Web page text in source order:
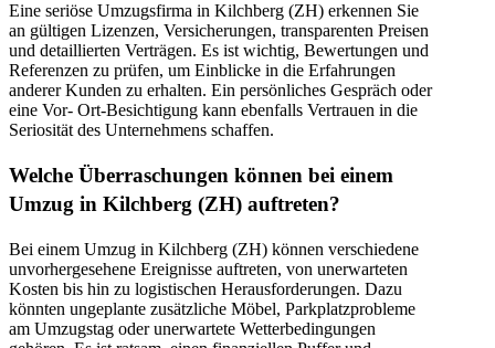
Eine seriöse Umzugsfirma in Kilchberg (ZH) erkennen Sie
an gültigen Lizenzen, Versicherungen, transparenten Preisen
und detaillierten Verträgen. Es ist wichtig, Bewertungen und
Referenzen zu prüfen, um Einblicke in die Erfahrungen
anderer Kunden zu erhalten. Ein persönliches Gespräch oder
eine Vor- Ort-Besichtigung kann ebenfalls Vertrauen in die
Seriosität des Unternehmens schaffen.
Welche Überraschungen können bei einem
Umzug in Kilchberg (ZH) auftreten?
Bei einem Umzug in Kilchberg (ZH) können verschiedene
unvorhergesehene Ereignisse auftreten, von unerwarteten
Kosten bis hin zu logistischen Herausforderungen. Dazu
könnten ungeplante zusätzliche Möbel, Parkplatzprobleme
am Umzugstag oder unerwartete Wetterbedingungen